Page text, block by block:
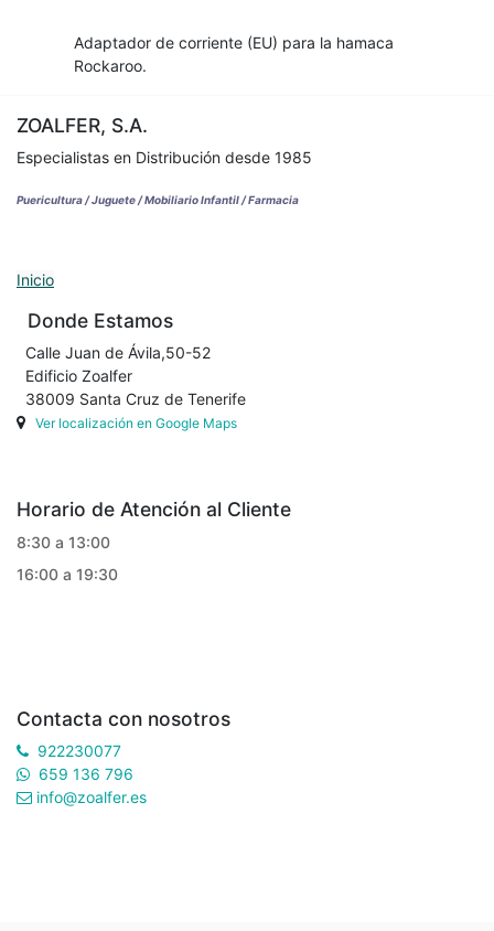
Adaptador de corriente (EU) para la hamaca
Rockaroo.
ZOALFER, S.A.
Especialistas en Distribución desde 1985
Puericultura / Juguete / Mobiliario Infantil / Farmacia
Inicio
Donde Estamos
Calle Juan de Ávila,50-52
Edificio Zoalfer
38009 Santa Cruz de Tenerife
Ver localización en Google Maps
Horario de Atención al Cliente
8:30 a 13:00
16:00 a 19:30
Contacta con nosotros
922230077
659 136 796
info@zoalfer.es